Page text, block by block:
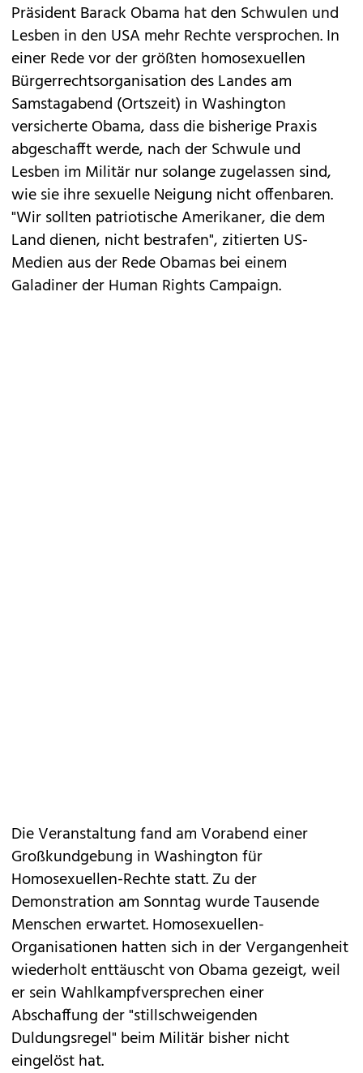
Präsident Barack Obama hat den Schwulen und
Lesben in den USA mehr Rechte versprochen. In
einer Rede vor der größten homosexuellen
Bürgerrechtsorganisation des Landes am
Samstagabend (Ortszeit) in Washington
versicherte Obama, dass die bisherige Praxis
abgeschafft werde, nach der Schwule und
Lesben im Militär nur solange zugelassen sind,
wie sie ihre sexuelle Neigung nicht offenbaren.
"Wir sollten patriotische Amerikaner, die dem
Land dienen, nicht bestrafen", zitierten US-
Medien aus der Rede Obamas bei einem
Galadiner der Human Rights Campaign.
Die Veranstaltung fand am Vorabend einer
Großkundgebung in Washington für
Homosexuellen-Rechte statt. Zu der
Demonstration am Sonntag wurde Tausende
Menschen erwartet. Homosexuellen-
Organisationen hatten sich in der Vergangenheit
wiederholt enttäuscht von Obama gezeigt, weil
er sein Wahlkampfversprechen einer
Abschaffung der "stillschweigenden
Duldungsregel" beim Militär bisher nicht
eingelöst hat.